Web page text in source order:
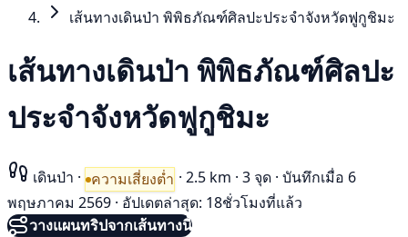
เส้นทางเดินป่า พิพิธภัณฑ์ศิลปะประจำจังหวัดฟูกูชิมะ
เส้นทางเดินป่า พิพิธภัณฑ์ศิลปะ
ประจำจังหวัดฟูกูชิมะ
เดินป่า · ความเสี่ยงต่ำ · 2.5 km · 3 จุด · บันทึกเมื่อ 6
พฤษภาคม 2569 · อัปเดตล่าสุด: 18ชั่วโมงที่แล้ว
วางแผนทริปจากเส้นทางนี้